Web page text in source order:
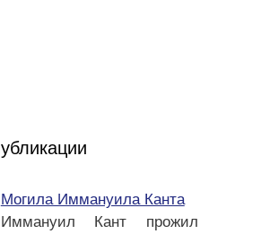
Могила Иммануила Канта
Иммануил Кант прожил